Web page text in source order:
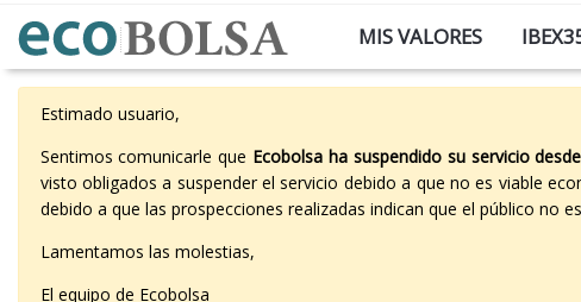
MIS VALORES
Estimado usuario,
Sentimos comunicarle que Ecobolsa ha suspendido su servicio
visto obligados a suspender el servicio debido a que no es viable
debido a que las prospecciones realizadas indican que el público no
Lamentamos las molestias,
El equipo de Ecobolsa